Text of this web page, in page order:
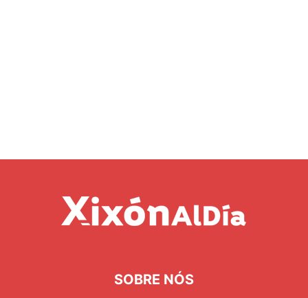
SOBRE NÓS